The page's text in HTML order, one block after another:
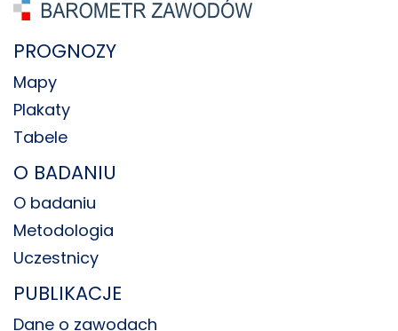
PROGNOZY
Mapy
Plakaty
Tabele
O BADANIU
O badaniu
Metodologia
Uczestnicy
PUBLIKACJE
Dane o zawodach